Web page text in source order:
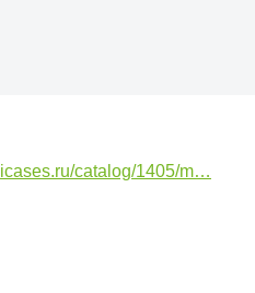
icases.ru/catalog/1405/m…